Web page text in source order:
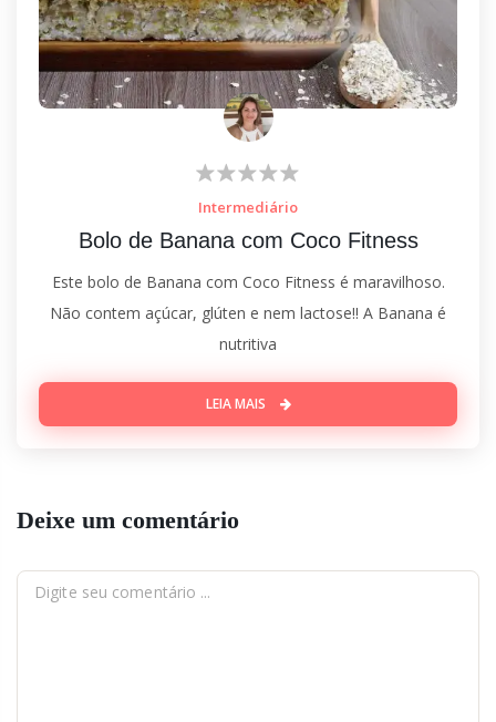
Intermediário
Bolo de Banana com Coco Fitness
Este bolo de Banana com Coco Fitness é maravilhoso.
Não contem açúcar, glúten e nem lactose!! A Banana é
nutritiva
LEIA MAIS
Deixe um comentário